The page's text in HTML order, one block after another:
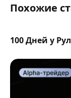
Похожие
100 Дней у